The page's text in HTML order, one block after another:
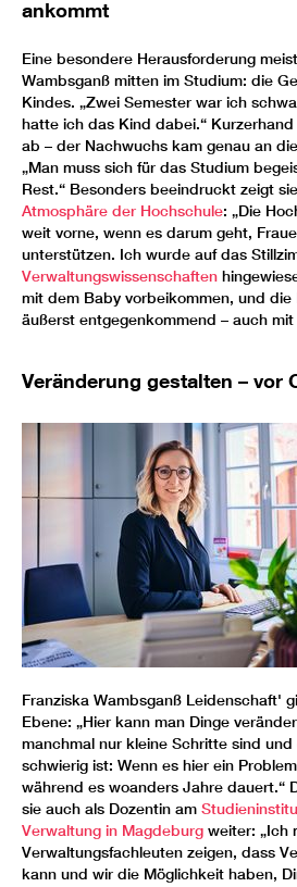
ankommt
Eine besondere Herausforderung
Wambsganß mitten im Studium: die
Kindes. „Zwei Semester war ich
hatte ich das Kind dabei.“
ab – der Nachwuchs kam genau an
„Man muss sich für das Studium
Rest.“ Besonders beeindruckt zeigt
Atmosphäre der Hochschule: „Die
weit vorne, wenn es darum geht,
unterstützen. Ich wurde auf das
Verwaltungswissenschaften
mit dem Baby vorbeikommen, und die
äußerst entgegenkommend – auch
Veränderung gestalten – vor
Franziska Wambsganß Leidenschaft'
Ebene: „Hier kann man Dinge
manchmal nur kleine Schritte sind und
schwierig ist: Wenn es hier ein
während es woanders Jahre dauert.“
sie auch als Dozentin am
Verwaltung in Magdeburg weiter: „Ich
Verwaltungsfachleuten zeigen, dass
kann und wir die Möglichkeit haben,